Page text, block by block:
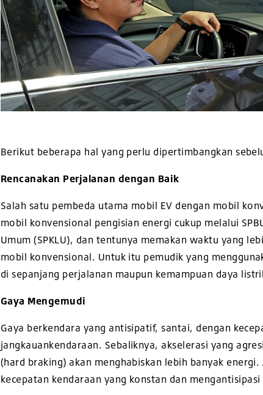
Berikut beberapa hal yang perlu dipertimbangkan
Rencanakan Perjalanan dengan Baik
Salah satu pembeda utama mobil EV dengan mobil
mobil konvensional pengisian energi cukup melalui
Umum (SPKLU), dan tentunya memakan waktu yang
mobil konvensional. Untuk itu pemudik yang
di sepanjang perjalanan maupun kemampuan daya
Gaya Mengemudi
Gaya berkendara yang antisipatif, santai, dengan
jangkauankendaraan. Sebaliknya, akselerasi yang
(hard braking) akan menghabiskan lebih banyak
kecepatan kendaraan yang konstan dan